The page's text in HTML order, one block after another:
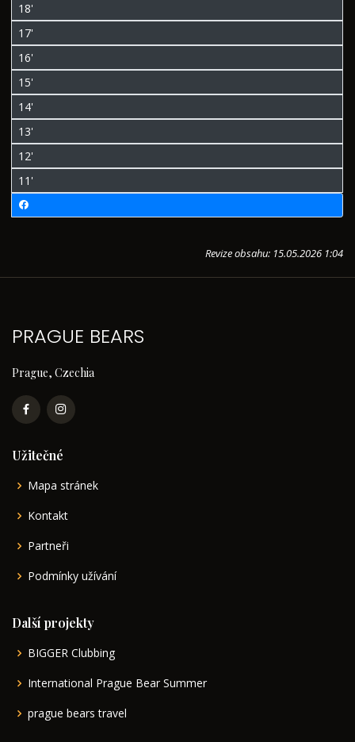
18'
17'
16'
15'
14'
13'
12'
11'
Revize obsahu: 15.05.2026 1:04
PRAGUE BEARS
Prague, Czechia
Užitečné
Mapa stránek
Kontakt
Partneři
Podmínky užívání
Další projekty
BIGGER Clubbing
International Prague Bear Summer
prague bears travel